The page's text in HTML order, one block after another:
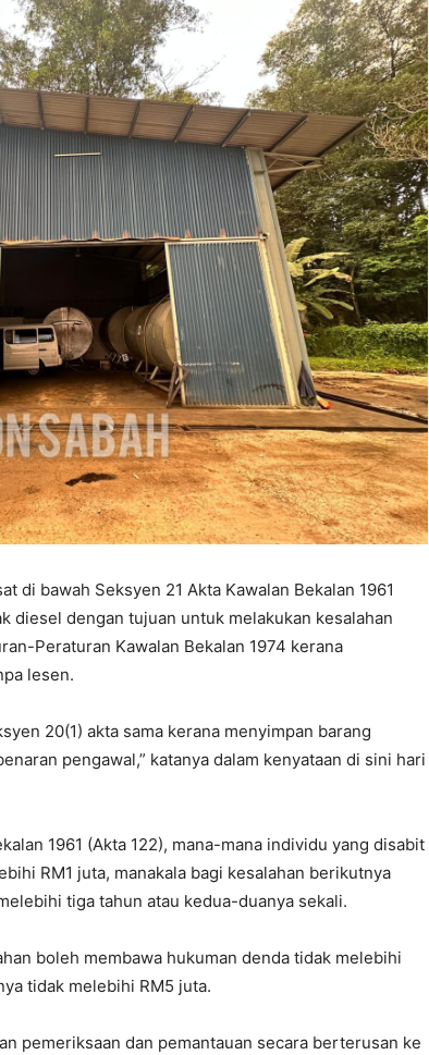
di bawah Seksyen 21 Akta Kawalan Bekalan 1961
diesel dengan tujuan untuk melakukan kesalahan
Peraturan Kawalan Bekalan 1974 kerana
lesen.
20(1) akta sama kerana menyimpan barang
pengawal,” katanya dalam kenyataan di sini hari
1961 (Akta 122), mana-mana individu yang disabit
RM1 juta, manakala bagi kesalahan berikutnya
tiga tahun atau kedua-duanya sekali.
boleh membawa hukuman denda tidak melebihi
tidak melebihi RM5 juta.
pemeriksaan dan pemantauan secara berterusan ke